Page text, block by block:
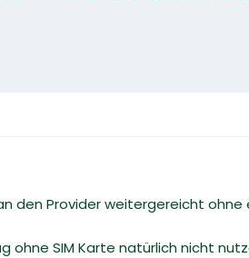
den Provider weitergereicht ohne
ohne SIM Karte natürlich nicht